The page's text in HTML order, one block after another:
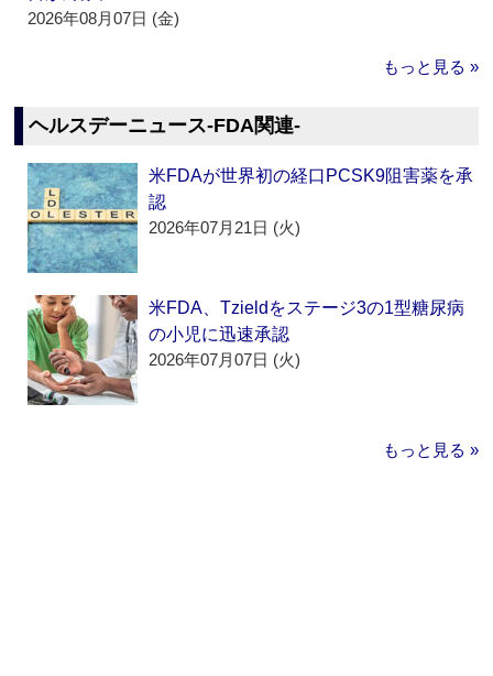
2026年08月07日 (金)
もっと見る »
ヘルスデーニュース‐FDA関連‐
米FDAが世界初の経口PCSK9阻害薬を承
認
2026年07月21日 (火)
米FDA、Tzieldをステージ3の1型糖尿病
の小児に迅速承認
2026年07月07日 (火)
もっと見る »